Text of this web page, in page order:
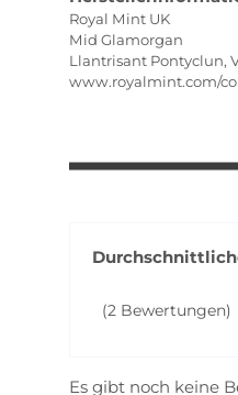
Royal Mint UK
Mid Glamorgan
Llantrisant Pontyclun,
www.royalmint.com/
(2 Bewertungen)
Es gibt noch keine